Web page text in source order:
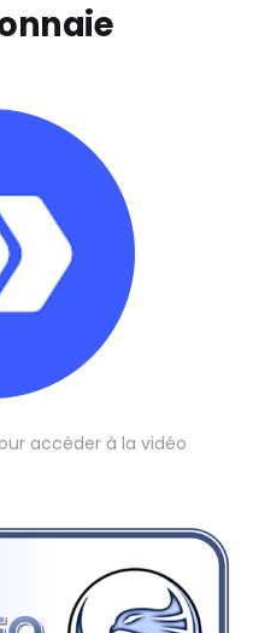
accéder à la vidéo